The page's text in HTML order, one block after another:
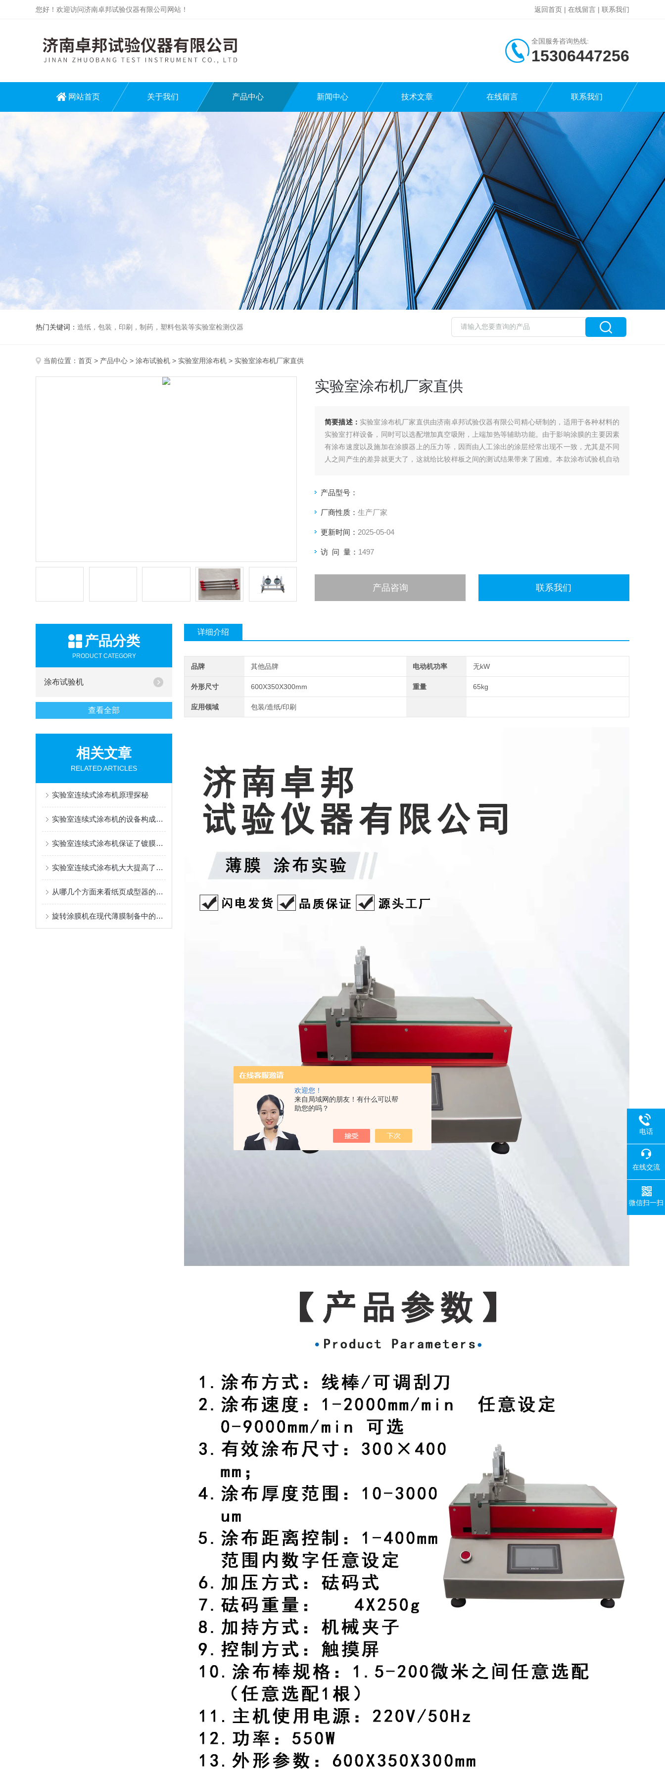
欢迎您！
来自局域网的朋友！有什么可以帮
助您的吗？
您好！欢迎访问济南卓邦试验仪器有限公司网站！ 返回首页 | 在线留言 | 联系我们
全国服务咨询热线:
15306447256
网站首页 关于我们 产品中心 新闻中心 技术文章 在线留言 联系我们
热门关键词： 造纸，包装，印刷，制药，塑料包装等实验室检测仪器
当前位置： 首页 > 产品中心 > 涂布试验机 > 实验室用涂布机 > 实验室涂布机厂家直供
实验室涂布机厂家直供
简要描述： 实验室涂布机厂家直供由济南卓邦试验仪器有限公司精心研制的，适用于各种材料的
实验室打样设备，同时可以选配增加真空吸附，上端加热等辅助功能。由于影响涂膜的主要因素
有涂布速度以及施加在涂膜器上的压力等，因而由人工涂出的涂层经常出现不一致，尤其是不同
人之间产生的差异就更大了，这就给比较样板之间的测试结果带来了困难。本款涂布试验机自动
产品型号：
厂商性质： 生产厂家
更新时间： 2025-05-04
访 问 量： 1497
产品咨询 联系我们
产品分类
PRODUCT CATEGORY
涂布试验机
查看全部
相关文章
RELATED ARTICLES
实验室连续式涂布机原理探秘
实验室连续式涂布机的设备构成是怎样的？
实验室连续式涂布机保证了镀膜的效果、均匀性和稳定性
实验室连续式涂布机大大提高了镀膜的重现性
从哪几个方面来看纸页成型器的稳定性
旋转涂膜机在现代薄膜制备中的应用
详细介绍
品牌 其他品牌 电动机功率 无kW
外形尺寸 600X350X300mm 重量 65kg
应用领域 包装/造纸/印刷
电话
在线交流
微信扫一扫